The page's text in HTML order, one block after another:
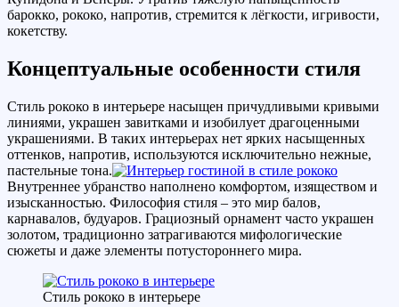
барокко, рококо, напротив, стремится к лёгкости, игривости,
кокетству.
Концептуальные особенности стиля
Стиль рококо в интерьере насыщен причудливыми кривыми
линиями, украшен завитками и изобилует драгоценными
украшениями. В таких интерьерах нет ярких насыщенных
оттенков, напротив, используются исключительно нежные,
пастельные тона.
Внутреннее убранство наполнено комфортом, изяществом и
изысканностью. Философия стиля – это мир балов,
карнавалов, будуаров. Грациозный орнамент часто украшен
золотом, традиционно затрагиваются мифологические
сюжеты и даже элементы потустороннего мира.
Стиль рококо в интерьере